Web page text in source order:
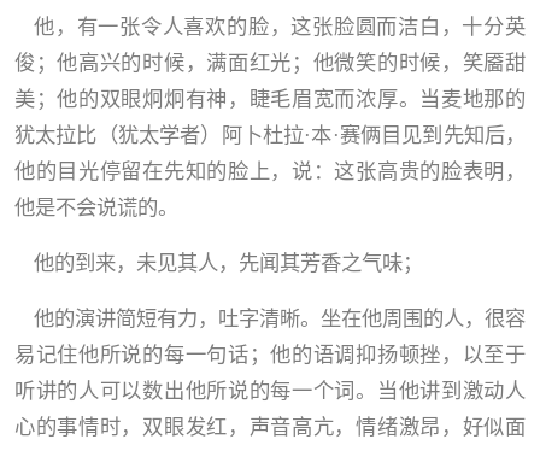
他，有一张令人喜欢的脸，这张脸圆而洁白，十分英
俊；他高兴的时候，满面红光；他微笑的时候，笑靥甜
美；他的双眼炯炯有神，睫毛眉宽而浓厚。当麦地那的
犹太拉比（犹太学者）阿卜杜拉·本·赛俩目见到先知后，
他的目光停留在先知的脸上，说：这张高贵的脸表明，
他是不会说谎的。
他的到来，未见其人，先闻其芳香之气味；
他的演讲简短有力，吐字清晰。坐在他周围的人，很容
易记住他所说的每一句话；他的语调抑扬顿挫，以至于
听讲的人可以数出他所说的每一个词。当他讲到激动人
心的事情时，双眼发红，声音高亢，情绪激昂，好似面